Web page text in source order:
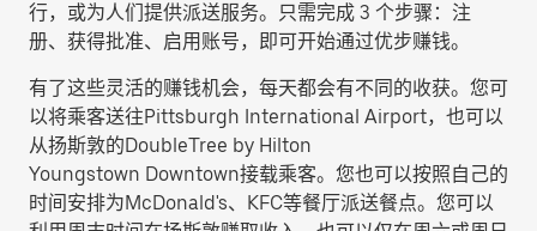
行，或为人们提供派送服务。只需完成 3 个步骤：注
册、获得批准、启用账号，即可开始通过优步赚钱。
有了这些灵活的赚钱机会，每天都会有不同的收获。您可
以将乘客送往Pittsburgh International Airport，也可以
从扬斯敦的DoubleTree by Hilton
Youngstown Downtown接载乘客。您也可以按照自己的
时间安排为McDonald's、KFC等餐厅派送餐点。您可以